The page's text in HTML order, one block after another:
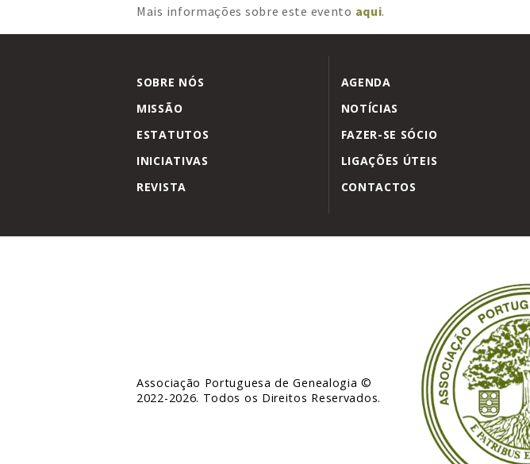
Mais informações sobre este evento aqui.
SOBRE NÓS
MISSÃO
ESTATUTOS
INICIATIVAS
REVISTA
AGENDA
NOTÍCIAS
FAZER-SE SÓCIO
LIGAÇÕES ÚTEIS
CONTACTOS
Associação Portuguesa de Genealogia©
2022-2026. Todos os Direitos Reservados.